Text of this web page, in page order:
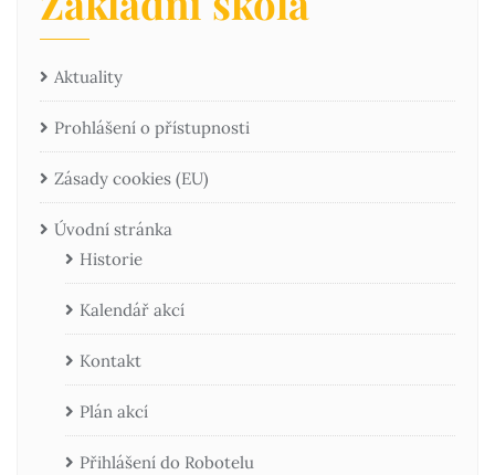
Aktuality
Prohlášení o přístupnosti
Zásady cookies (EU)
Úvodní stránka
Historie
Kalendář akcí
Kontakt
Plán akcí
Přihlášení do Robotelu